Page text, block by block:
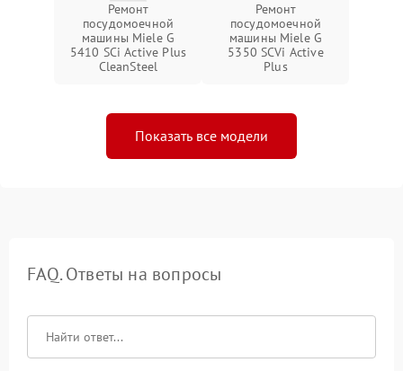
Ремонт
посудомоечной
машины Miele G
5410 SCi Active Plus
CleanSteel
Ремонт
посудомоечной
машины Miele G
5350 SCVi Active
Plus
Показать все модели
FAQ. Ответы на вопросы